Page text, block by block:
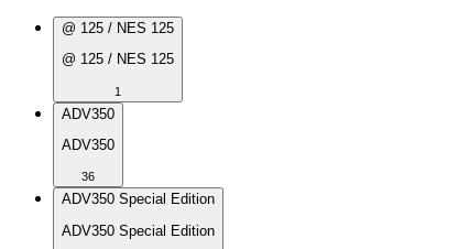
@ 125 / NES 125
@ 125 / NES 125
1
ADV350
ADV350
36
ADV350 Special Edition
ADV350 Special Edition